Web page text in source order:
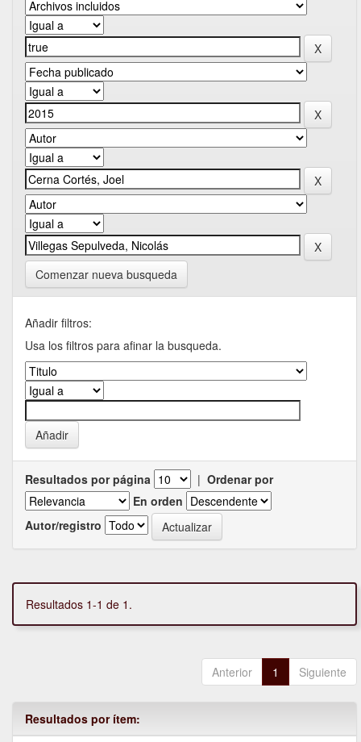
Comenzar nueva busqueda
Añadir filtros:
Usa los filtros para afinar la busqueda.
Resultados por página | Ordenar por
En orden
Autor/registro
Resultados 1-1 de 1.
Anterior 1 Siguiente
Resultados por ítem: